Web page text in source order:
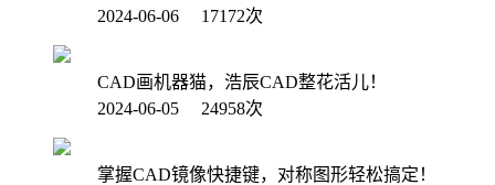
2024-06-06 17172次
CAD画机器猫，浩辰CAD整花活儿！
2024-06-05 24958次
掌握CAD镜像快捷键，对称图形轻松搞定！